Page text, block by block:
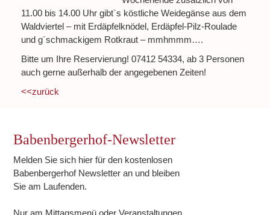
11.00 bis 14.00 Uhr gibt`s köstliche Weidegänse aus dem
Waldviertel – mit Erdäpfelknödel, Erdäpfel-Pilz-Roulade
und g´schmackigem Rotkraut – mmhmmm….
Bitte um Ihre Reservierung! 07412 54334, ab 3 Personen
auch gerne außerhalb der angegebenen Zeiten!
<<zurück
Babenbergerhof-Newsletter
Melden Sie sich hier für den kostenlosen
Babenbergerhof Newsletter an und bleiben
Sie am Laufenden.